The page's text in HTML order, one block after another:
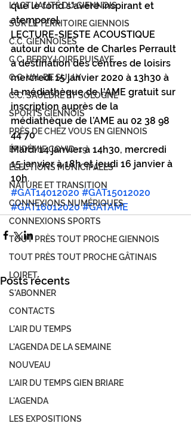
L'ACTUALITÉ DU GIENNOIS
SUR LE TERRITOIRE GIENNOIS
C.C. GIENNOISES
C.C. BERRY LOIRE PUISAYE
C.C. VAL DE SULLY
C.C. SAULDRE ET SOLOGNE
SPORTS GIENNOIS
PRÈS DE CHEZ VOUS EN GIENNOIS
ÉPIDÉMIE COVID-19
ÉLECTIONS MUNICIPALES
NATURE ET TRANSITION
CONNEXIONS NUMÉRIQUES
CONNEXIONS SPORTS
TOUT PRÈS TOUT PROCHE GIENNOIS
TOUT PRÈS TOUT PROCHE GÂTINAIS
LOIRET
S'ABONNER
CONTACTS
L'AIR DU TEMPS
L'AGENDA DE LA SEMAINE
NOUVEAU
L'AIR DU TEMPS GIEN BRIARE
L'AGENDA
LES EXPOSITIONS
que le fond s'avère inspirant et
atemporel.
LECTURE-SIESTE ACOUSTIQUE
autour du conte de Charles Perrault
à destination des centres de loisirs
mercredi 15 janvier 2020 à 13h30 à
la médiathèque de l'AME gratuit sur
inscription auprès de la
médiathèque de l’AME au 02 38 98
44 70
Mardi 14 janvier à 14h30, mercredi
15 janvier à 18h et jeudi 16 janvier à
10h.
#GAT14012020 #GAT15012020
#GAT16012020 #GATAME
Posts récents